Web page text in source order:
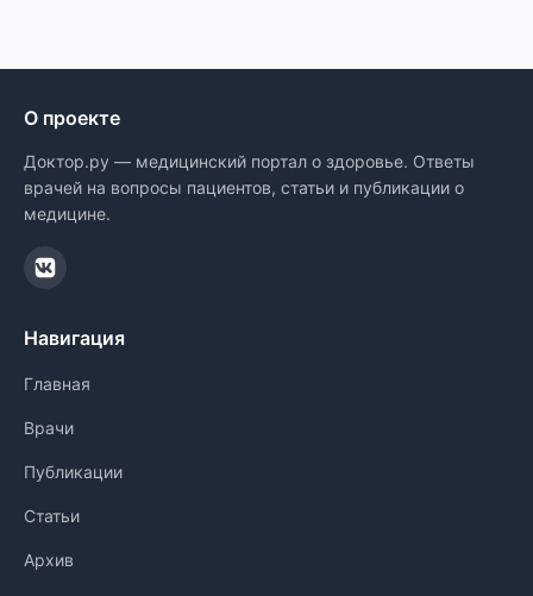
О проекте
Доктор.ру — медицинский портал о здоровье. Ответы
врачей на вопросы пациентов, статьи и публикации о
медицине.
Навигация
Главная
Врачи
Публикации
Статьи
Архив